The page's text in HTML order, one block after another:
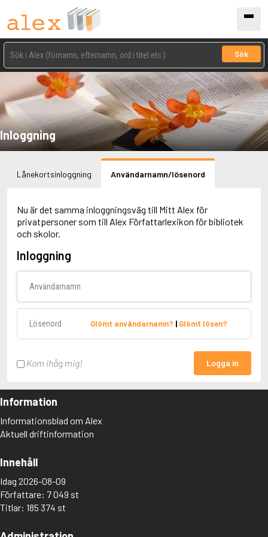
Sök
Inloggning
Lånekortsinloggning Användarnamn/lösenord
Nu är det samma inloggningsväg till Mitt Alex för
privatpersoner som till Alex Författarlexikon för bibliotek
och skolor.
Inloggning
Glömt användarnamn? | Glömt lösen?
Kom ihåg mig! Logga in
Information
Informationsblad om Alex
Aktuell driftinformation
Innehåll
Idag 2026-08-09
Författare: 7 049 st
Titlar: 185 374 st